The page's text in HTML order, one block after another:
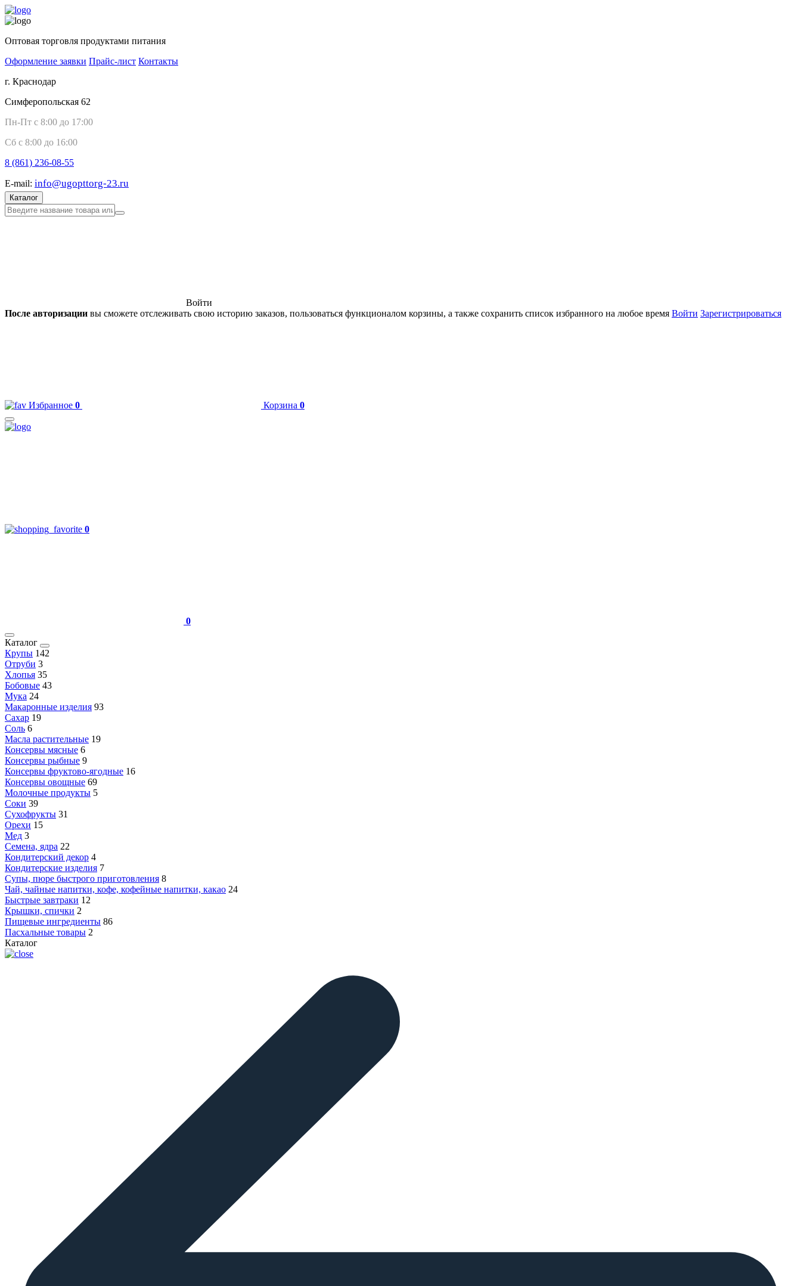
Оптовая торговля продуктами питания
Оформление заявки Прайс-лист Контакты
г. Краснодар
Симферопольская 62
Пн-Пт с 8:00 до 17:00
Сб с 8:00 до 16:00
8 (861) 236-08-55
E-mail: info@ugopttorg-23.ru
Каталог
Войти
После авторизации вы сможете отслеживать свою историю заказов, пользоваться функционалом корзины, а также сохранить список избранного на любое время Войти Зарегистрироваться
Избранное 0 Корзина 0
0
0
Каталог
Крупы 142
Отруби 3
Хлопья 35
Бобовые 43
Мука 24
Макаронные изделия 93
Сахар 19
Соль 6
Масла растительные 19
Консервы мясные 6
Консервы рыбные 9
Консервы фруктово-ягодные 16
Консервы овощные 69
Молочные продукты 5
Соки 39
Сухофрукты 31
Орехи 15
Мед 3
Семена, ядра 22
Кондитерский декор 4
Кондитерские изделия 7
Супы, пюре быстрого приготовления 8
Чай, чайные напитки, кофе, кофейные напитки, какао 24
Быстрые завтраки 12
Крышки, спички 2
Пищевые ингредиенты 86
Пасхальные товары 2
Каталог